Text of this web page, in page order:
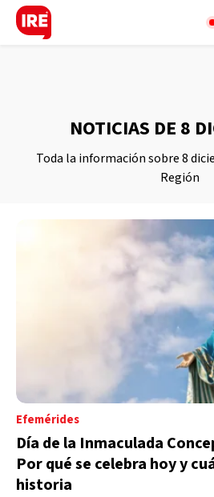
NOTICIAS DE 8
Toda la información sobre 8
Región
Efemérides
Día de la Inmaculada
Por qué se celebra hoy y
historia